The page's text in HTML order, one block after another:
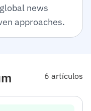
news
approaches.
6 artículos